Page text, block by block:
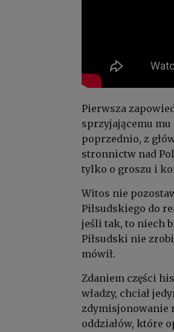
Pierwsza
sprzyjającemu mu
poprzednio, z
stronnictw nad
tylko o groszu i
Witos nie
Piłsudskiego do
jeśli tak, to niech
Piłsudski nie
mówił.
Zdaniem części
władzy, chciał
zdymisjonowanie
oddziałów, które